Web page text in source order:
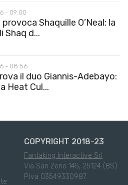
- 09:00
Shaquille O’Neal: la
Shaq d...
- 08:56
il duo Giannis-Adebayo:
Heat Cul...
COPYRIGHT 2018-23
Fantaking Interactive Srl
Via San Zeno 145, 25124 (BS)
P.Iva 03549330987